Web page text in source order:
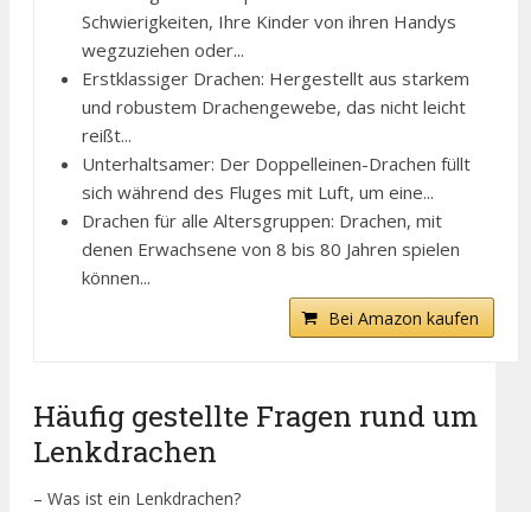
Schwierigkeiten, Ihre Kinder von ihren Handys
wegzuziehen oder...
Erstklassiger Drachen: Hergestellt aus starkem
und robustem Drachengewebe, das nicht leicht
reißt...
Unterhaltsamer: Der Doppelleinen-Drachen füllt
sich während des Fluges mit Luft, um eine...
Drachen für alle Altersgruppen: Drachen, mit
denen Erwachsene von 8 bis 80 Jahren spielen
können...
Bei Amazon kaufen
Häufig gestellte Fragen rund um
Lenkdrachen
– Was ist ein Lenkdrachen?